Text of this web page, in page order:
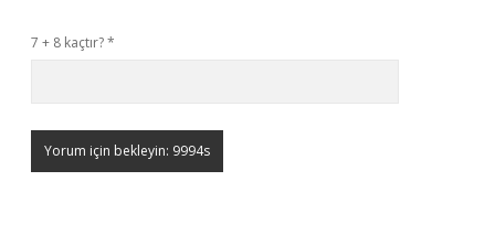
7 + 8 kaçtır?*